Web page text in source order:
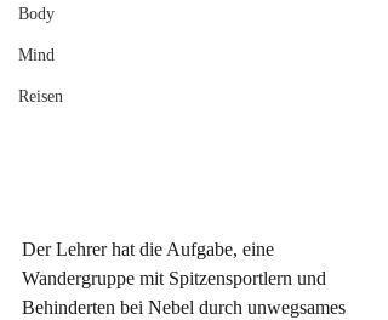
Body
Mind
Reisen
Der Lehrer hat die Aufgabe, eine
Wandergruppe mit Spitzensportlern und
Behinderten bei Nebel durch unwegsames